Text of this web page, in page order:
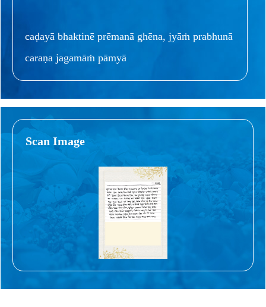
caḍayā bhaktinē prēmanā ghēna, jyāṁ prabhunā
caraṇa jagamāṁ pāmyā
Scan Image